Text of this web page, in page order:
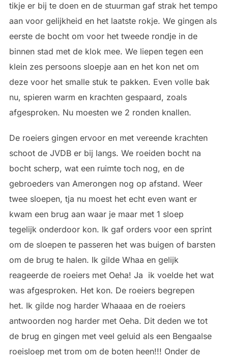
tikje er bij te doen en de stuurman gaf strak het tempo
aan voor gelijkheid en het laatste rokje. We gingen als
eerste de bocht om voor het tweede rondje in de
binnen stad met de klok mee. We liepen tegen een
klein zes persoons sloepje aan en het kon net om
deze voor het smalle stuk te pakken. Even volle bak
nu, spieren warm en krachten gespaard, zoals
afgesproken. Nu moesten we 2 ronden knallen.
De roeiers gingen ervoor en met vereende krachten
schoot de JVDB er bij langs. We roeiden bocht na
bocht scherp, wat een ruimte toch nog, en de
gebroeders van Amerongen nog op afstand. Weer
twee sloepen, tja nu moest het echt even want er
kwam een brug aan waar je maar met 1 sloep
tegelijk onderdoor kon. Ik gaf orders voor een sprint
om de sloepen te passeren het was buigen of barsten
om de brug te halen. Ik gilde Whaa en gelijk
reageerde de roeiers met Oeha! Ja ik voelde het wat
was afgesproken. Het kon. De roeiers begrepen
het. Ik gilde nog harder Whaaaa en de roeiers
antwoorden nog harder met Oeha. Dit deden we tot
de brug en gingen met veel geluid als een Bengaalse
roeisloep met trom om de boten heen!!! Onder de